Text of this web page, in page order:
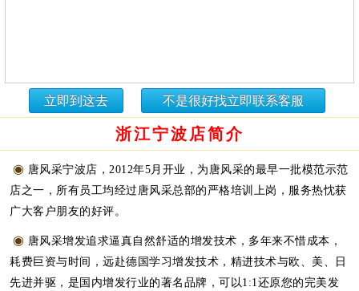
立即到这去 不是很好找立即联系客服
浙江宁波店简介
◉ 唐风采宁波店，2012年5月开业，为唐风采的最早一批模范示范
店之一，所有员工均经过唐风采总部的严格培训上岗，服务热忱获
广大客户朋友的好评。
◉ 唐风采增发追求逼真自然舒适的增发技术，多年来不惜成本，
耗费巨资与时间，远赴德国学习增发技术，精进技术与欧、美、日
先进并驱，是国内增发行业的著名品牌，可以1:1还原您的完美发